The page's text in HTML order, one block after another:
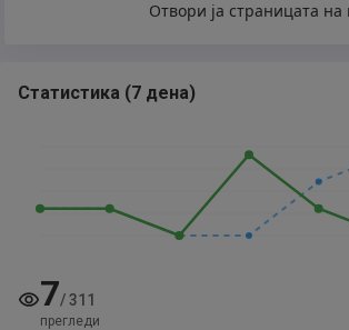
Отвори ја страницата на
Статистика (7 дена)
7/311
прегледи